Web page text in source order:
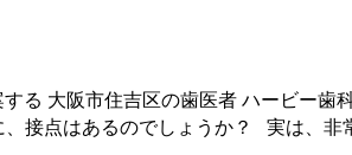
る 大阪市住吉区の歯医者 ハービー
接点はあるのでしょうか？ 実は、